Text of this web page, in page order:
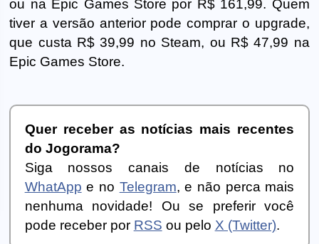
ou na Epic Games Store por R$ 161,99. Quem
tiver a versão anterior pode comprar o upgrade,
que custa R$ 39,99 no Steam, ou R$ 47,99 na
Epic Games Store.
Quer receber as notícias mais recentes
do Jogorama?
Siga nossos canais de notícias no
WhatApp e no Telegram, e não perca mais
nenhuma novidade! Ou se preferir você
pode receber por RSS ou pelo X (Twitter).